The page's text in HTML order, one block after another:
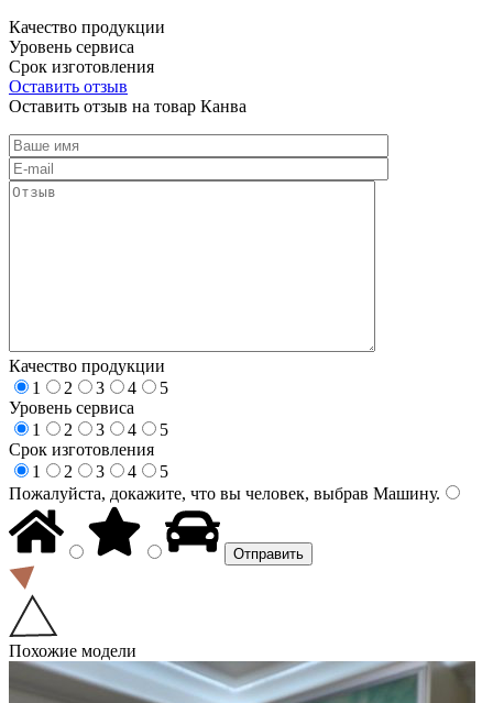
Качество продукции
Уровень сервиса
Срок изготовления
Оставить отзыв
Оставить отзыв на товар Канва
Качество продукции
1
2 3 4
5
Уровень сервиса
1
2 3 4
5
Срок изготовления
1
2 3 4
5
Пожалуйста, докажите, что вы человек, выбрав Машину.
Похожие модели